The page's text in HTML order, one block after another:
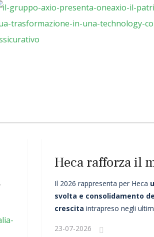
Heca rafforza il
Il 2026 rappresenta per Heca
svolta e consolidamento
crescita intrapreso negli
23-07-2026